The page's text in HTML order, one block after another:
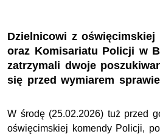
Dzielnicowi z
oraz Komisariatu Policji w
zatrzymali dwoje
się przed wymiarem
W środę (25.02.2026) tuż przed
oświęcimskiej komendy Policji,